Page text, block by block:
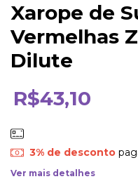
Xarope de
Vermelhas
Dilute
R$43,10
3% de desconto
Ver mais detalhes